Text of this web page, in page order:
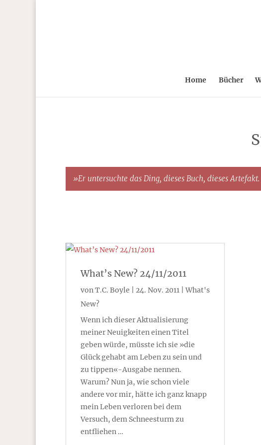
Home Bücher
»Er untersuchte das Ding, dieses Buch, dieses
What’s New? 24/11/2011
vonT.C. Boyle 24. Nov. 2011 |What's
New?
Wenn ich dieser Aktualisierung
meiner Neuigkeiten einen Titel
geben würde, müsste ich sie »die
Glück gehabt am Leben zu sein und
zu tippen«-Ausgabe nennen.
Warum? Nun ja, wie schon viele
andere vor mir, hätte ich ganz knapp
mein Leben verloren bei dem
Versuch, dem Schneesturm zu
entfliehen …